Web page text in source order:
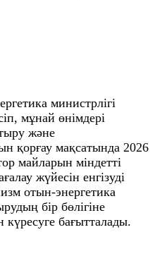
министрлігі
мұнай өнімдері
және
қорғау мақсатында 2026
майларын міндетті
жүйесін енгізуді
отын-энергетика
бір бөлігіне
бағытталады.